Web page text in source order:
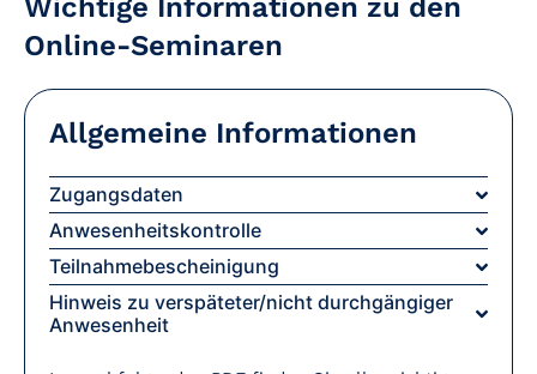
Wichtige Informationen zu den
Online-Seminaren
Allgemeine Informationen
Zugangsdaten
Anwesenheitskontrolle
Teilnahmebescheinigung
Hinweis zu verspäteter/nicht durchgängiger
Anwesenheit